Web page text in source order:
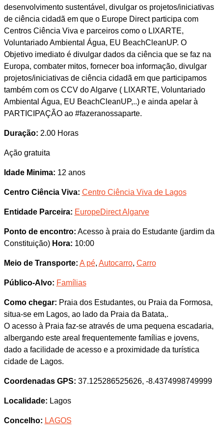
desenvolvimento sustentável, divulgar os projetos/iniciativas
de ciência cidadã em que o Europe Direct participa com
Centros Ciência Viva e parceiros como o LIXARTE,
Voluntariado Ambiental Água, EU BeachCleanUP. O
Objetivo imediato é divulgar dados da ciência que se faz na
Europa, combater mitos, fornecer boa informação, divulgar
projetos/iniciativas de ciência cidadã em que participamos
também com os CCV do Algarve ( LIXARTE, Voluntariado
Ambiental Água, EU BeachCleanUP,..) e ainda apelar à
PARTICIPAÇÃO ao #fazeranossaparte.
Duração: 2.00 Horas
Ação gratuita
Idade Minima: 12 anos
Centro Ciência Viva: Centro Ciência Viva de Lagos
Entidade Parceira: EuropeDirect Algarve
Ponto de encontro: Acesso à praia do Estudante (jardim da
Constituição) Hora: 10:00
Meio de Transporte: A pé, Autocarro, Carro
Público-Alvo: Famílias
Como chegar: Praia dos Estudantes, ou Praia da Formosa,
situa-se em Lagos, ao lado da Praia da Batata,.
O acesso à Praia faz-se através de uma pequena escadaria,
albergando este areal frequentemente famílias e jovens,
dado a facilidade de acesso e a proximidade da turística
cidade de Lagos.
Coordenadas GPS: 37.125286525626, -8.4374998749999
Localidade: Lagos
Concelho: LAGOS